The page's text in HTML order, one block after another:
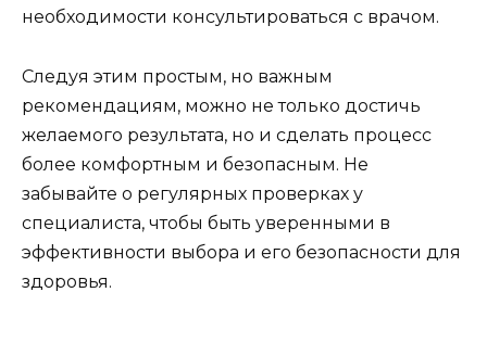
необходимости консультироваться с врачом.
Следуя этим простым, но важным
рекомендациям, можно не только достичь
желаемого результата, но и сделать процесс
более комфортным и безопасным. Не
забывайте о регулярных проверках у
специалиста, чтобы быть уверенными в
эффективности выбора и его безопасности для
здоровья.